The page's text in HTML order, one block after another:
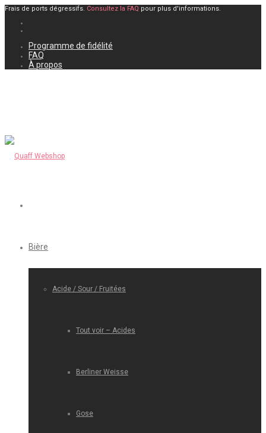
Frais de ports dégressifs. Consultez la FAQ pour plus d'informations.
Programme de fidélité
FAQ
À propos
Bière
Acide / Sour / Fruitées
Tout voir – Acides
Berliner Weisse
Gose